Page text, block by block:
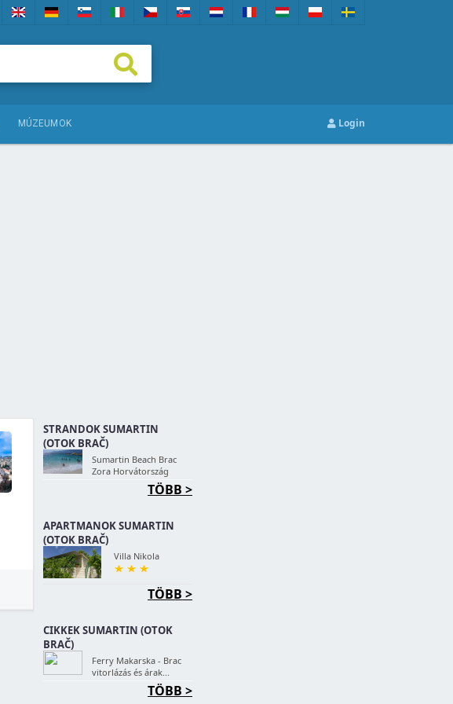
MÚZEUMOK Login
STRANDOK SUMARTIN
(OTOK BRAČ)
Sumartin Beach Brac
Zora Horvátország
TÖBB >
APARTMANOK SUMARTIN
(OTOK BRAČ)
Villa Nikola
TÖBB >
CIKKEK SUMARTIN (OTOK
BRAČ)
Ferry Makarska - Brac
vitorlázás és árak...
TÖBB >